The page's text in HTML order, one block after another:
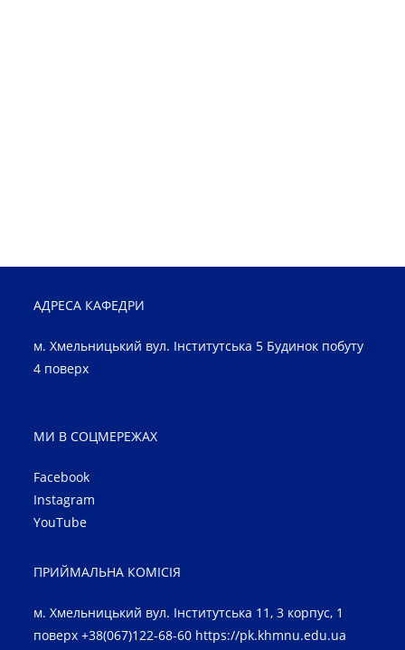
АДРЕСА КАФЕДРИ
м. Хмельницький вул. Інститутська 5 Будинок побуту
4 поверх
МИ В СОЦМЕРЕЖАХ
Facebook
Instagram
YouTube
ПРИЙМАЛЬНА КОМІСІЯ
м. Хмельницький вул. Інститутська 11, 3 корпус, 1
поверх +38(067)122-68-60 https://pk.khmnu.edu.ua